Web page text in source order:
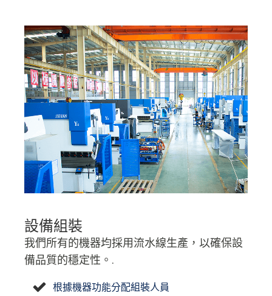
設備組裝
我們所有的機器均採用流水線生產，以確保設
備品質的穩定性。.
根據機器功能分配組裝人員